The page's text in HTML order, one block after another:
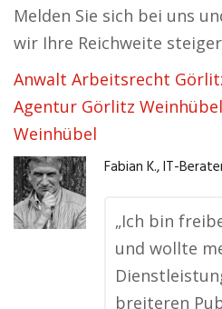
Melden Sie sich bei uns
wir Ihre Reichweite
Anwalt Arbeitsrecht
Agentur Görlitz Weinhübel
Weinhübel
Fabian K., IT-
„Ich bin
und wollte
breiteren